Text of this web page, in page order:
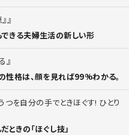
きる夫婦生活の新しい形
格は、顔を見れば99%わかる。
つを自分の手でときほぐす! ひとり
きの「ほぐし技」